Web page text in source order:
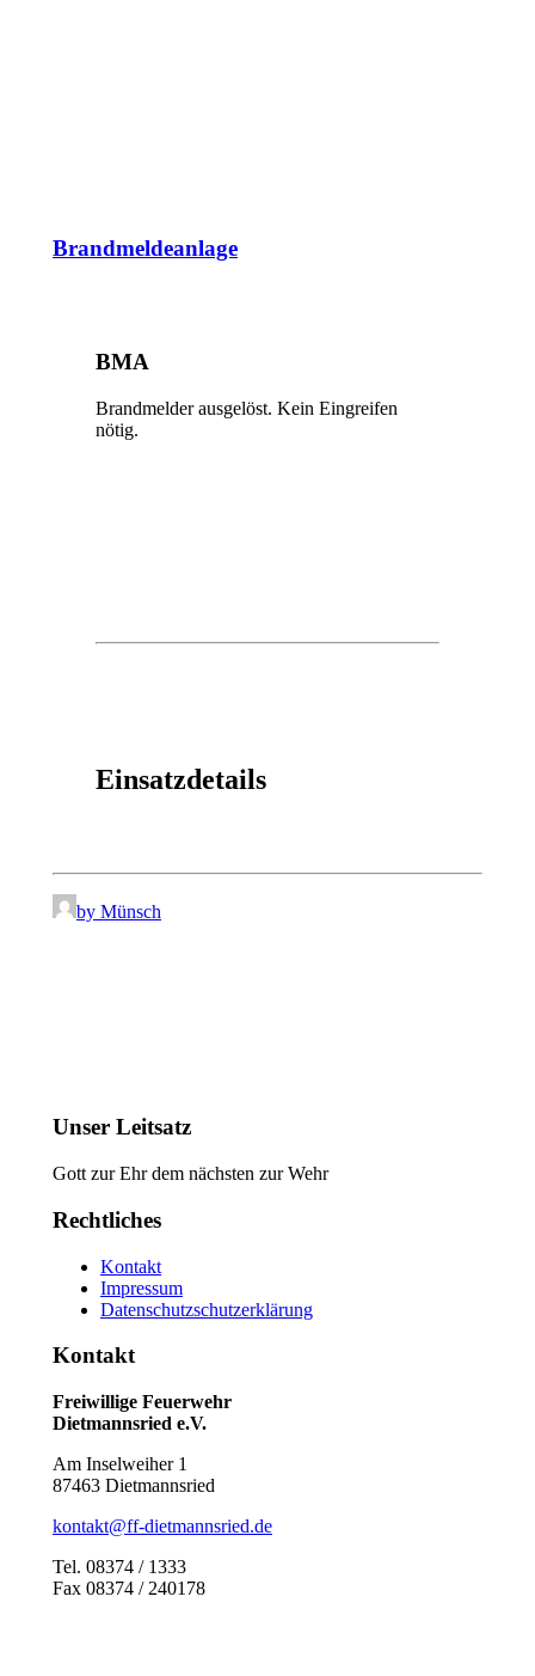
Brandmeldeanlage
BMA
Brandmelder ausgelöst. Kein Eingreifen
nötig.
Einsatzdetails
by Münsch
Unser Leitsatz
Gott zur Ehr dem nächsten zur Wehr
Rechtliches
Kontakt
Impressum
Datenschutzschutzerklärung
Kontakt
Freiwillige Feuerwehr
Dietmannsried e.V.
Am Inselweiher 1
87463 Dietmannsried
kontakt@ff-dietmannsried.de
Tel. 08374 / 1333
Fax 08374 / 240178